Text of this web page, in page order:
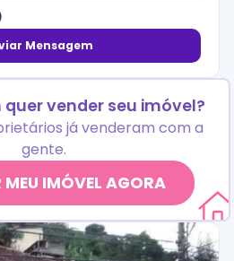
Mensagem
vender seu imóvel?
já venderam com a
gente.
MEU IMÓVEL AGORA